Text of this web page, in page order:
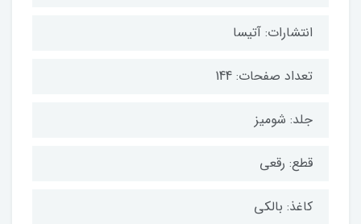
انتشارات: آتیسا
تعداد صفحات: 144
جلد: شومیز
قطع: رقعی
کاغذ: بالکی